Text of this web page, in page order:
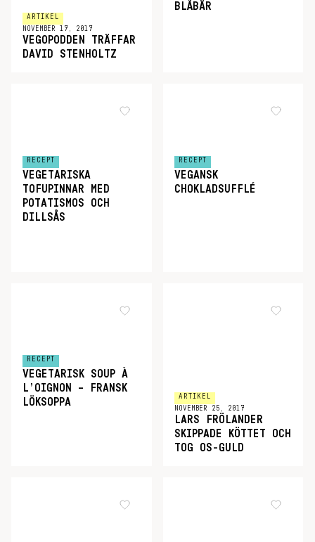
ARTIKEL
NOVEMBER 17, 2017
VEGOPODDEN TRÄFFAR
DAVID STENHOLTZ
BLÅBÄR
RECEPT
VEGETARISKA
TOFUPINNAR MED
POTATISMOS OCH
DILLSÅS
RECEPT
VEGANSK
CHOKLADSUFFLÉ
RECEPT
VEGETARISK SOUP À
L’OIGNON – FRANSK
LÖKSOPPA
ARTIKEL
NOVEMBER 25, 2017
LARS FRÖLANDER
SKIPPADE KÖTTET OCH
TOG OS-GULD